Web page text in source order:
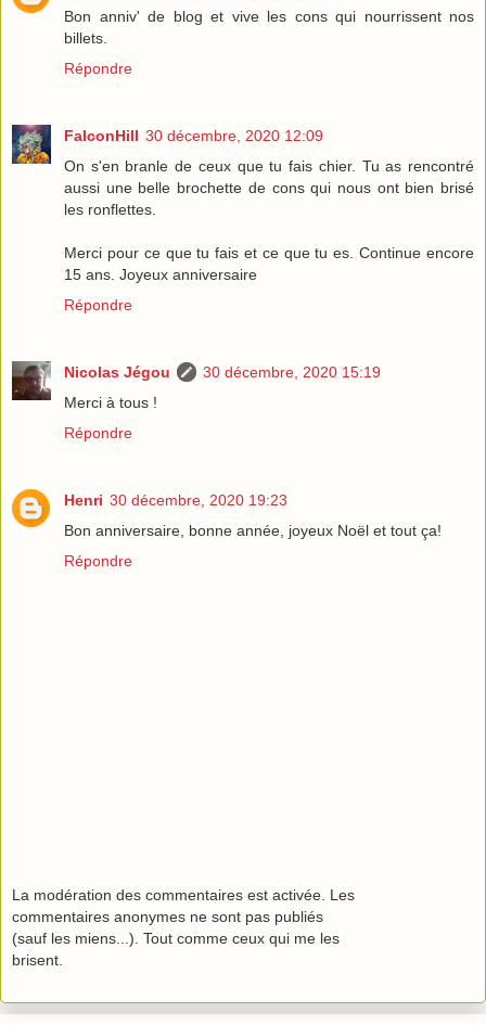
Bon anniv' de blog et vive les cons qui nourrissent nos
billets.
Répondre
FalconHill 30 décembre, 2020 12:09
On s'en branle de ceux que tu fais chier. Tu as rencontré
aussi une belle brochette de cons qui nous ont bien brisé
les ronflettes.
Merci pour ce que tu fais et ce que tu es. Continue encore
15 ans. Joyeux anniversaire
Répondre
Nicolas Jégou
30 décembre, 2020 15:19
Merci à tous !
Répondre
Henri 30 décembre, 2020 19:23
Bon anniversaire, bonne année, joyeux Noël et tout ça!
Répondre
La modération des commentaires est activée. Les
commentaires anonymes ne sont pas publiés
(sauf les miens...). Tout comme ceux qui me les
brisent.